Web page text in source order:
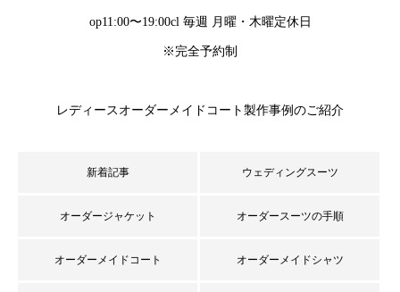
op11:00〜19:00cl 毎週 月曜・木曜定休日
※完全予約制
レディースオーダーメイドコート製作事例のご紹介
新着記事 ウェディングスーツ
オーダージャケット オーダースーツの手順
オーダーメイドコート オーダーメイドシャツ